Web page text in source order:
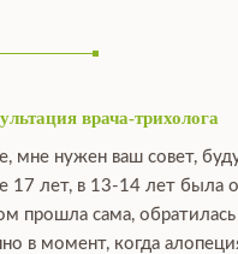
врача-трихолога
мне нужен ваш совет,
лет, в 13-14 лет была
прошла сама,
в момент, когда